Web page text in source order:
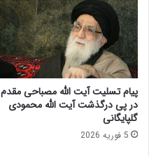
ی
د
ر
گ
ذ
ش
ت
م
ر
ح
م
ی
ت
ه
ف
ق
ه
ی
س
ا
پیام تسلیت آیت الله مصباحی مقدم
در پی درگذشت آیت الله محمودی
گلپایگانی
5 فوریه 2026